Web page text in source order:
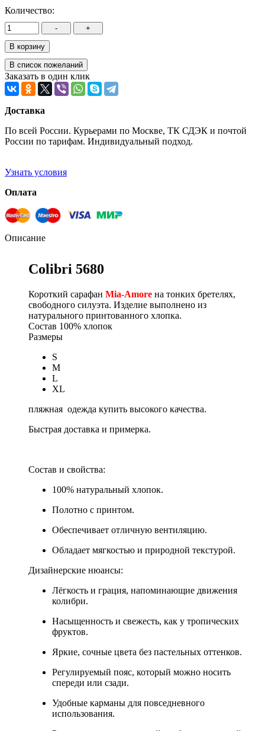
Количество:
Заказать в один клик
Доставка
По всей России. Курьерами по Москве, ТК СДЭК и почтой
России по тарифам. Индивидуальный подход.
Узнать условия
Оплата
Описание
Colibri 5680
Короткий сарафан Mia-Amore на тонких бретелях,
свободного силуэта. Изделие выполнено из
натурального принтованного хлопка.
Состав 100% хлопок
Размеры
S
M
L
XL
пляжная одежда купить высокого качества.
Быстрая доставка и примерка.
Состав и свойства:
100% натуральный хлопок.
Полотно с принтом.
Обеспечивает отличную вентиляцию.
Обладает мягкостью и природной текстурой.
Дизайнерские нюансы:
Лёгкость и грация, напоминающие движения
колибри.
Насыщенность и свежесть, как у тропических
фруктов.
Яркие, сочные цвета без пастельных оттенков.
Регулируемый пояс, который можно носить
спереди или сзади.
Удобные карманы для повседневного
использования.